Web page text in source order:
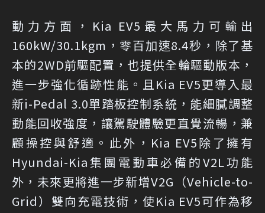
動力方面，Kia EV5最大馬力可輸出
160kW/30.1kgm，零百加速8.4秒，除了基
本的2WD前驅配置，也提供全輪驅動版本，
進一步強化循跡性能。且Kia EV5更導入最
新i-Pedal 3.0單踏板控制系統，能細膩調整
動能回收強度，讓駕駛體驗更直覺流暢，兼
顧操控與舒適。此外，Kia EV5除了擁有
Hyundai-Kia集團電動車必備的V2L功能
外，未來更將進一步新增V2G（Vehicle-to-
Grid）雙向充電技術，使Kia EV5可作為移